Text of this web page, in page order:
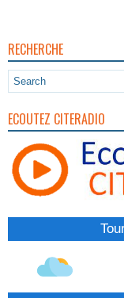
RECHERCHE
ECOUTEZ CITERADIO